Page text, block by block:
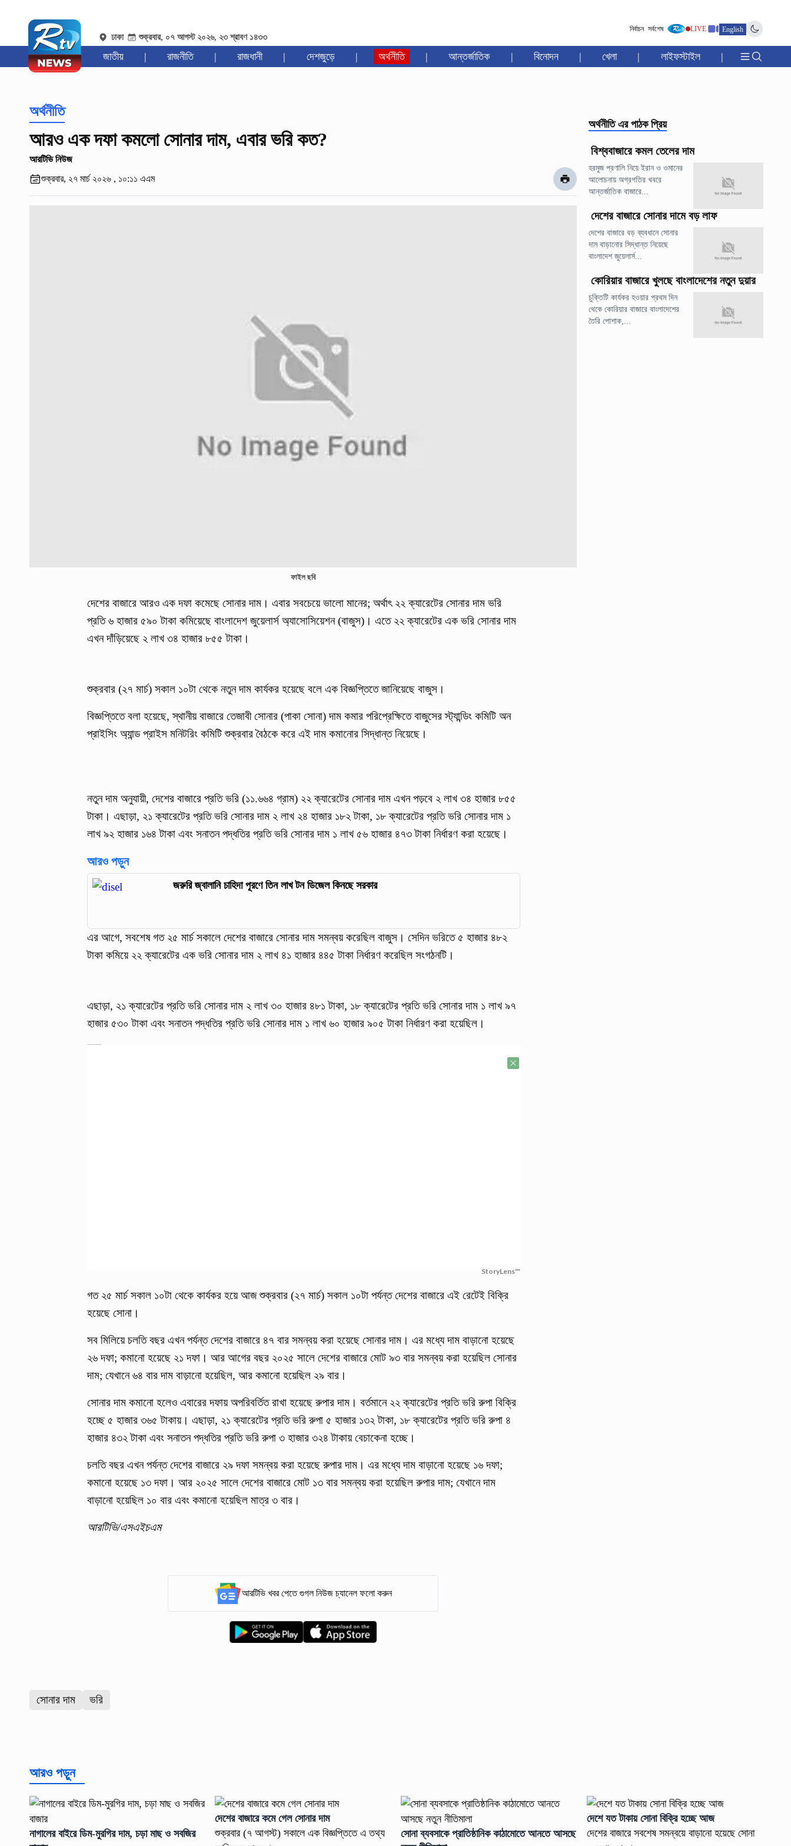
ঢাকা শুক্রবার, ০৭ আগস্ট ২০২৬, ২৩ শ্রাবণ ১৪৩৩
নির্বাচন সর্বশেষ LIVE English
জাতীয় | রাজনীতি | রাজধানী | দেশজুড়ে | অর্থনীতি | আন্তর্জাতিক | বিনোদন | খেলা | লাইফস্টাইল |
অর্থনীতি
আরও এক দফা কমলো সোনার দাম, এবার ভরি কত?
আরটিভি নিউজ
শুক্রবার, ২৭ মার্চ ২০২৬ , ১০:১১ এএম
ফাইল ছবি
দেশের বাজারে আরও এক দফা কমেছে সোনার দাম। এবার সবচেয়ে ভালো মানের; অর্থাৎ ২২ ক্যারেটের সোনার দাম ভরি
প্রতি ৬ হাজার ৫৯০ টাকা কমিয়েছে বাংলাদেশ জুয়েলার্স অ্যাসোসিয়েশন (বাজুস)। এতে ২২ ক্যারেটের এক ভরি সোনার দাম
এখন দাঁড়িয়েছে ২ লাখ ৩৪ হাজার ৮৫৫ টাকা।
শুক্রবার (২৭ মার্চ) সকাল ১০টা থেকে নতুন দাম কার্যকর হয়েছে বলে এক বিজ্ঞপ্তিতে জানিয়েছে বাজুস।
বিজ্ঞপ্তিতে বলা হয়েছে, স্থানীয় বাজারে তেজাবী সোনার (পাকা সোনা) দাম কমার পরিপ্রেক্ষিতে বাজুসের স্ট্যান্ডিং কমিটি অন
প্রাইসিং অ্যান্ড প্রাইস মনিটরিং কমিটি শুক্রবার বৈঠকে করে এই দাম কমানোর সিদ্ধান্ত নিয়েছে।
নতুন দাম অনুযায়ী, দেশের বাজারে প্রতি ভরি (১১.৬৬৪ গ্রাম) ২২ ক্যারেটের সোনার দাম এখন পড়বে ২ লাখ ৩৪ হাজার ৮৫৫
টাকা। এছাড়া, ২১ ক্যারেটের প্রতি ভরি সোনার দাম ২ লাখ ২৪ হাজার ১৮২ টাকা, ১৮ ক্যারেটের প্রতি ভরি সোনার দাম ১
লাখ ৯২ হাজার ১৬৪ টাকা এবং সনাতন পদ্ধতির প্রতি ভরি সোনার দাম ১ লাখ ৫৬ হাজার ৪৭৩ টাকা নির্ধারণ করা হয়েছে।
আরও পড়ুন
জরুরি জ্বালানি চাহিদা পূরণে তিন লাখ টন ডিজেল কিনছে সরকার
এর আগে, সবশেষ গত ২৫ মার্চ সকালে দেশের বাজারে সোনার দাম সমন্বয় করেছিল বাজুস। সেদিন ভরিতে ৫ হাজার ৪৮২
টাকা কমিয়ে ২২ ক্যারেটের এক ভরি সোনার দাম ২ লাখ ৪১ হাজার ৪৪৫ টাকা নির্ধারণ করেছিল সংগঠনটি।
এছাড়া, ২১ ক্যারেটের প্রতি ভরি সোনার দাম ২ লাখ ৩০ হাজার ৪৮১ টাকা, ১৮ ক্যারেটের প্রতি ভরি সোনার দাম ১ লাখ ৯৭
হাজার ৫৩০ টাকা এবং সনাতন পদ্ধতির প্রতি ভরি সোনার দাম ১ লাখ ৬০ হাজার ৯০৫ টাকা নির্ধারণ করা হয়েছিল।
StoryLens™
গত ২৫ মার্চ সকাল ১০টা থেকে কার্যকর হয়ে আজ শুক্রবার (২৭ মার্চ) সকাল ১০টা পর্যন্ত দেশের বাজারে এই রেটেই বিক্রি
হয়েছে সোনা।
সব মিলিয়ে চলতি বছর এখন পর্যন্ত দেশের বাজারে ৪৭ বার সমন্বয় করা হয়েছে সোনার দাম। এর মধ্যে দাম বাড়ানো হয়েছে
২৬ দফা; কমানো হয়েছে ২১ দফা। আর আগের বছর ২০২৫ সালে দেশের বাজারে মোট ৯৩ বার সমন্বয় করা হয়েছিল সোনার
দাম; যেখানে ৬৪ বার দাম বাড়ানো হয়েছিল, আর কমানো হয়েছিল ২৯ বার।
সোনার দাম কমানো হলেও এবারের দফায় অপরিবর্তিত রাখা হয়েছে রুপার দাম। বর্তমানে ২২ ক্যারেটের প্রতি ভরি রুপা বিক্রি
হচ্ছে ৫ হাজার ৩৬৫ টাকায়। এছাড়া, ২১ ক্যারেটের প্রতি ভরি রুপা ৫ হাজার ১৩২ টাকা, ১৮ ক্যারেটের প্রতি ভরি রুপা ৪
হাজার ৪৩২ টাকা এবং সনাতন পদ্ধতির প্রতি ভরি রুপা ৩ হাজার ৩২৪ টাকায় বেচাকেনা হচ্ছে।
চলতি বছর এখন পর্যন্ত দেশের বাজারে ২৯ দফা সমন্বয় করা হয়েছে রুপার দাম। এর মধ্যে দাম বাড়ানো হয়েছে ১৬ দফা;
কমানো হয়েছে ১৩ দফা। আর ২০২৫ সালে দেশের বাজারে মোট ১৩ বার সমন্বয় করা হয়েছিল রুপার দাম; যেখানে দাম
বাড়ানো হয়েছিল ১০ বার এবং কমানো হয়েছিল মাত্র ৩ বার।
আরটিভি/এসএইচএম
আরটিভি খবর পেতে গুগল নিউজ চ্যানেল ফলো করুন
সোনার দাম ভরি
অর্থনীতি এর পাঠক প্রিয়
বিশ্ববাজারে কমল তেলের দাম
হরমুজ প্রণালি নিয়ে ইরান ও ওমানের
আলোচনায় অগ্রগতির খবরে
আন্তর্জাতিক বাজারে...
দেশের বাজারে সোনার দামে বড় লাফ
দেশের বাজারে বড় ব্যবধানে সোনার
দাম বাড়ানোর সিদ্ধান্ত নিয়েছে
বাংলাদেশ জুয়েলার্স...
কোরিয়ার বাজারে খুলছে বাংলাদেশের নতুন দুয়ার
চুক্তিটি কার্যকর হওয়ার প্রথম দিন
থেকে কোরিয়ার বাজারে বাংলাদেশের
তৈরি পোশাক,...
আরও পড়ুন
নাগালের বাইরে ডিম-মুরগির দাম, চড়া মাছ ও সবজির
দেশের বাজারে কমে গেল সোনার দাম
শুক্রবার (৭ আগস্ট) সকালে এক বিজ্ঞপ্তিতে এ তথ্য
সোনা ব্যবসাকে প্রাতিষ্ঠানিক কাঠামোতে আনতে আসছে
দেশে যত টাকায় সোনা বিক্রি হচ্ছে আজ
দেশের বাজারে সবশেষ সমন্বয়ে বাড়ানো হয়েছে সোনা